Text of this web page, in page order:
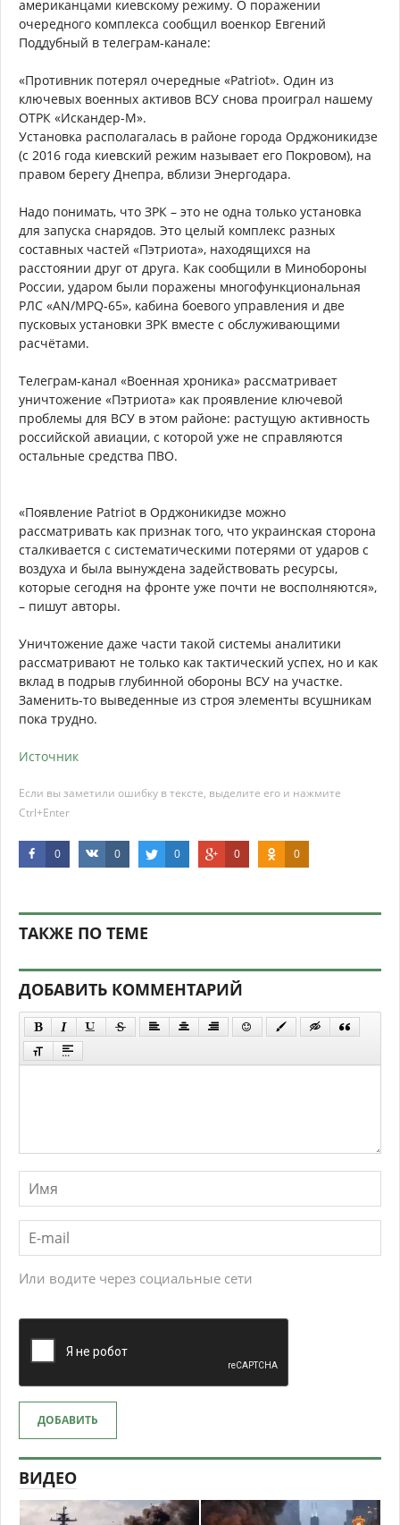
американцами киевскому режиму. О поражении
очередного комплекса сообщил военкор Евгений
Поддубный в телеграм-канале:
«Противник потерял очередные «Patriot». Один из
ключевых военных активов ВСУ снова проиграл нашему
ОТРК «Искандер-М».
Установка располагалась в районе города Орджоникидзе
(с 2016 года киевский режим называет его Покровом), на
правом берегу Днепра, вблизи Энергодара.
Надо понимать, что ЗРК – это не одна только установка
для запуска снарядов. Это целый комплекс разных
составных частей «Пэтриота», находящихся на
расстоянии друг от друга. Как сообщили в Минобороны
России, ударом были поражены многофункциональная
РЛС «AN/MPQ-65», кабина боевого управления и две
пусковых установки ЗРК вместе с обслуживающими
расчётами.
Телеграм-канал «Военная хроника» рассматривает
уничтожение «Пэтриота» как проявление ключевой
проблемы для ВСУ в этом районе: растущую активность
российской авиации, с которой уже не справляются
остальные средства ПВО.
«Появление Patriot в Орджоникидзе можно
рассматривать как признак того, что украинская сторона
сталкивается с систематическими потерями от ударов с
воздуха и была вынуждена задействовать ресурсы,
которые сегодня на фронте уже почти не восполняются»,
– пишут авторы.
Уничтожение даже части такой системы аналитики
рассматривают не только как тактический успех, но и как
вклад в подрыв глубинной обороны ВСУ на участке.
Заменить-то выведенные из строя элементы всушникам
пока трудно.
Источник
Если вы заметили ошибку в тексте, выделите его и нажмите
Ctrl+Enter
0 0 0 0 0
ТАКЖЕ ПО ТЕМЕ
ДОБАВИТЬ КОММЕНТАРИЙ
Или водите через социальные сети
ДОБАВИТЬ
ВИДЕО